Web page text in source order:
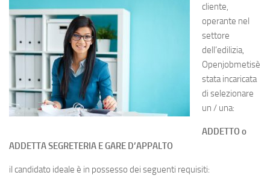
cliente,
operante nel
settore
dell’edilizia,
Openjobmetisè
stata incaricata
di selezionare
un / una:
ADDETTO o
ADDETTA SEGRETERIA E GARE D’APPALTO
il candidato ideale è in possesso dei seguenti requisiti: